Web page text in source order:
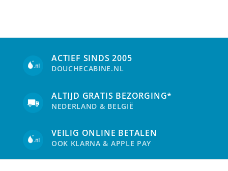
kan
worden
op
kan
ACTIEF SINDS 2005
DOUCHECABINE.NL
ALTIJD GRATIS BEZORGING*
NEDERLAND & BELGIË
VEILIG ONLINE BETALEN
OOK KLARNA & APPLE PAY